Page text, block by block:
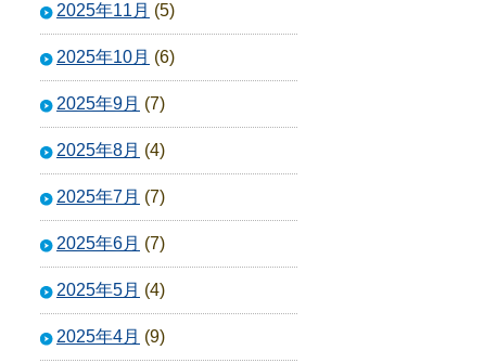
2025年11月 (5)
2025年10月 (6)
2025年9月 (7)
2025年8月 (4)
2025年7月 (7)
2025年6月 (7)
2025年5月 (4)
2025年4月 (9)